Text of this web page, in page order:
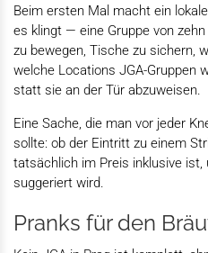
Beim ersten Mal macht ein
es klingt — eine Gruppe von
zu bewegen, Tische zu sichern,
welche Locations JGA-Gruppen
statt sie an der Tür abzuweisen.
Eine Sache, die man vor jeder
sollte: ob der Eintritt zu einem
tatsächlich im Preis inklusive
suggeriert wird.
Pranks für den